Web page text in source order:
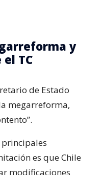
y
TC
de Estado
megarreforma,
es que Chile
modificaciones